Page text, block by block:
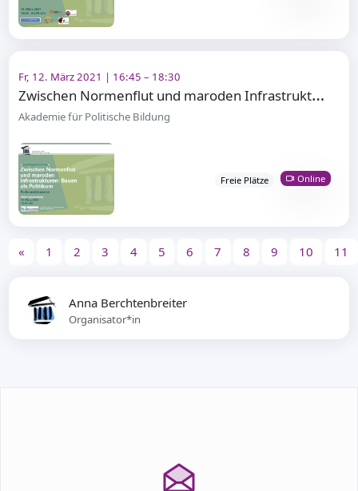
Fr, 12. März 2021 | 16:45 – 18:30
Z
wischen Normenflut und maroden Infrastrukturen: Bauen als Politikum
Akademie für Politische Bildung
Freie Plätze Online
« 1 2 3 4 5 6 7 8 9 10 11
Anna Berchtenbreiter
Organisator*in